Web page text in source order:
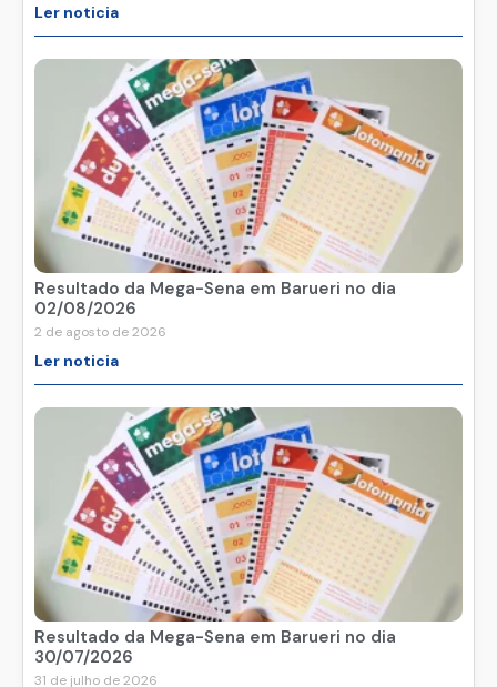
Ler noticia
Resultado da Mega-Sena em Barueri no dia
02/08/2026
2 de agosto de 2026
Ler noticia
Resultado da Mega-Sena em Barueri no dia
30/07/2026
31 de julho de 2026